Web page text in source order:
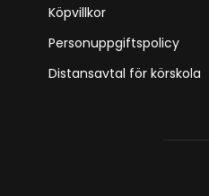
Köpvillkor
Personuppgiftspolicy
Distansavtal för körskola